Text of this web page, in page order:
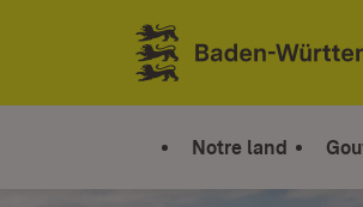
Sauter au contenu
Link zur Startseite
Notre land